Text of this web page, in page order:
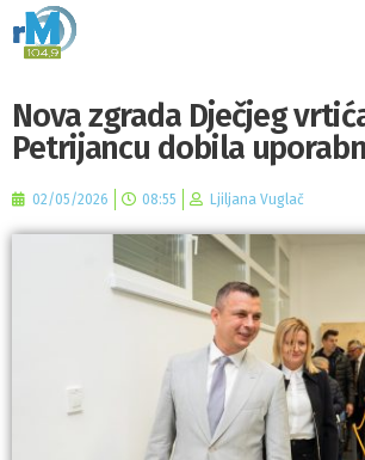
Nova zgrada Dječjeg
Petrijancu dobila
02/05/2026 08:55 Ljiljana Vuglač